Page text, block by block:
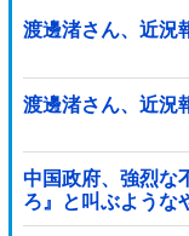
渡邊渚さん、近況
渡邊渚さん、近況
中国政府、強烈な
ろ』と叫ぶような
難！